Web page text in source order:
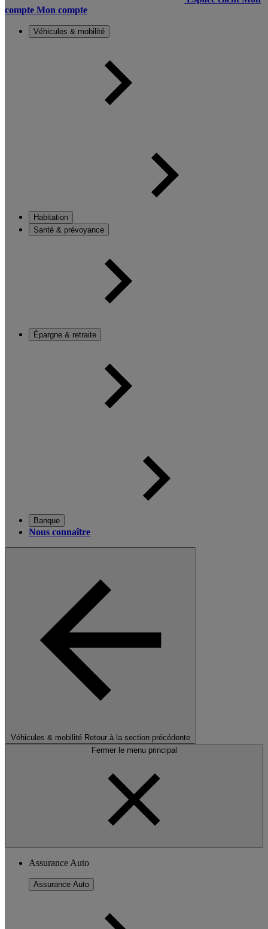
compte Mon compte
Véhicules & mobilité
Habitation
Santé & prévoyance
Épargne & retraite
Banque
Nous connaître
Véhicules & mobilité Retour à la section précédente
Fermer le menu principal
Assurance Auto
Assurance Auto